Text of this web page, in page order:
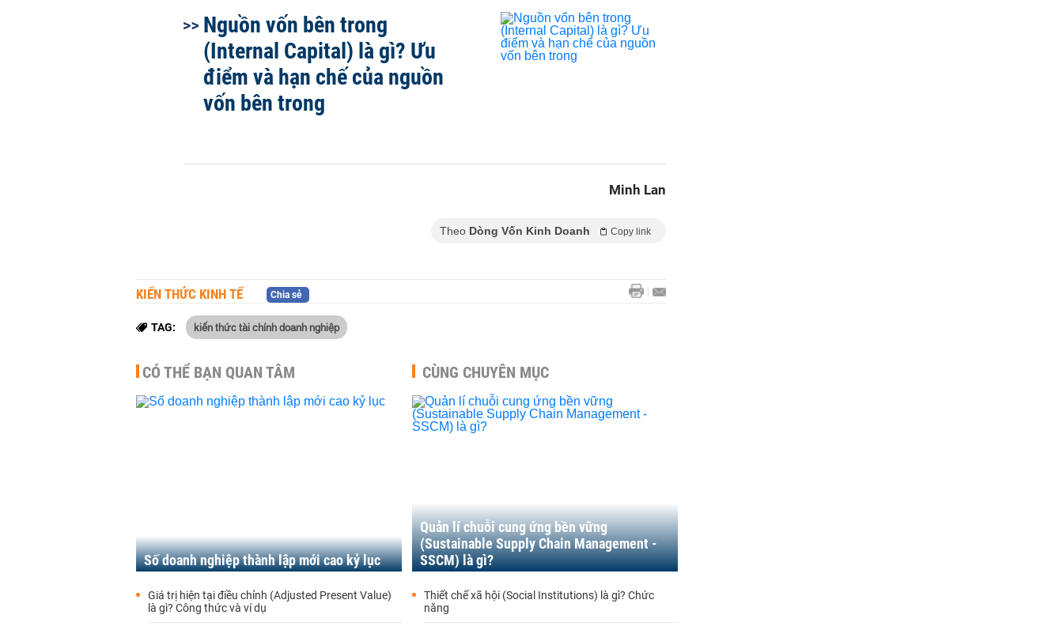
Nguồn vốn bên trong
(Internal Capital) là gì? Ưu
điểm và hạn chế của nguồn
vốn bên trong
Minh Lan
Theo Dòng Vốn Kinh Doanh Copy link
KIẾN THỨC KINH TẾ Chia sẻ
TAG: kiến thức tài chính doanh nghiệp
CÓ THỂ BẠN QUAN TÂM
Số doanh nghiệp thành lập mới cao kỷ lục
Giá trị hiện tại điều chỉnh (Adjusted Present Value)
là gì? Công thức và ví dụ
CÙNG CHUYÊN MỤC
Quản lí chuỗi cung ứng bền vững
(Sustainable Supply Chain Management -
SSCM) là gì?
Thiết chế xã hội (Social Institutions) là gì? Chức
năng